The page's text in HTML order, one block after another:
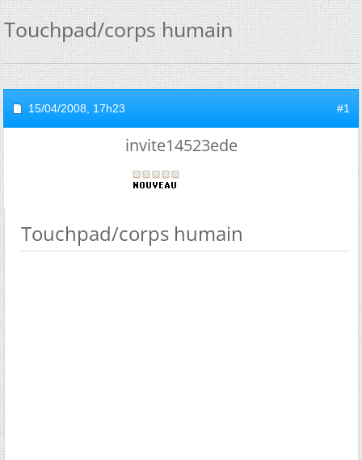
Touchpad/corps humain
15/04/2008, 17h23 #1
invite14523ede
Touchpad/corps humain